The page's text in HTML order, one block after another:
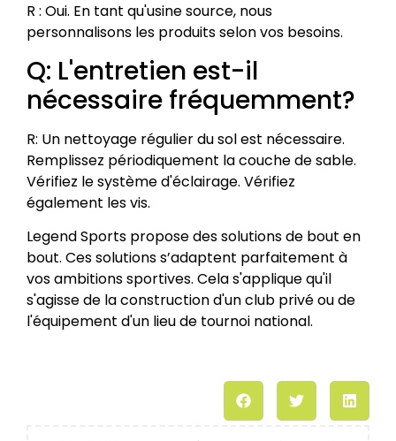
R : Oui. En tant qu'usine source, nous
personnalisons les produits selon vos besoins.
Q: L'entretien est-il
nécessaire fréquemment?
R: Un nettoyage régulier du sol est nécessaire.
Remplissez périodiquement la couche de sable.
Vérifiez le système d'éclairage. Vérifiez
également les vis.
Legend Sports propose des solutions de bout en
bout. Ces solutions s’adaptent parfaitement à
vos ambitions sportives. Cela s'applique qu'il
s'agisse de la construction d'un club privé ou de
l'équipement d'un lieu de tournoi national.